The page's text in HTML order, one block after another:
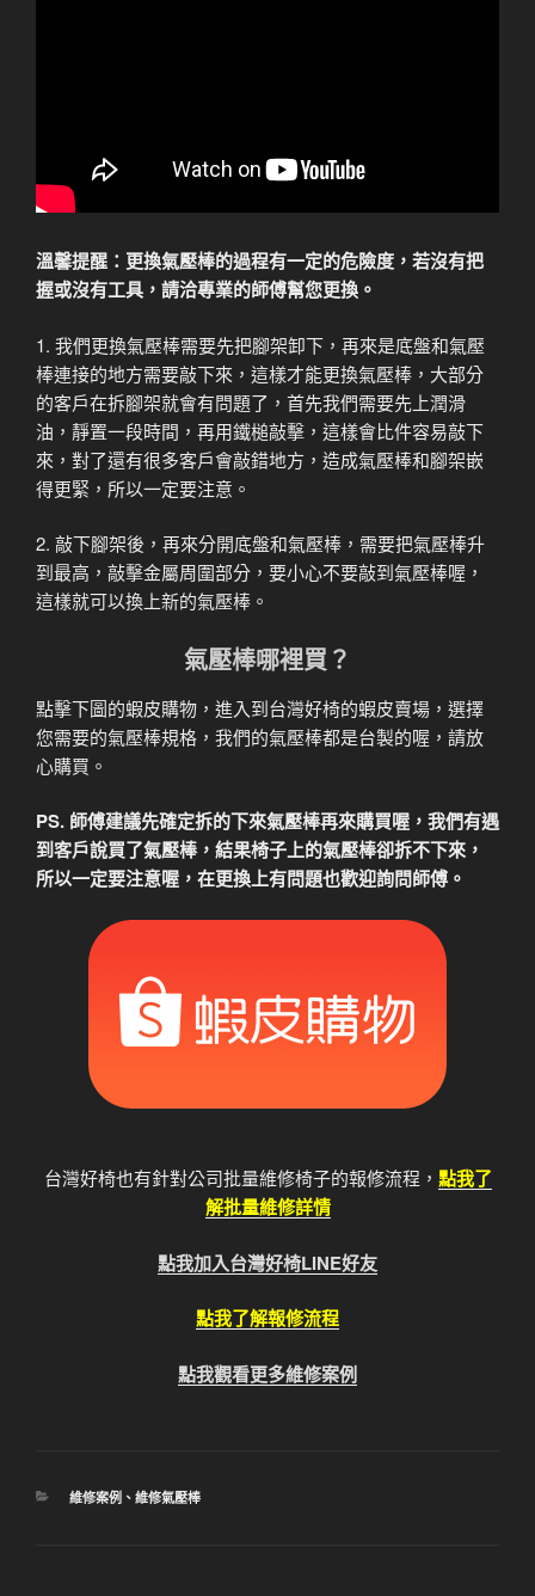
溫馨提醒：更換氣壓棒的過程有一定的危險度，若沒有把
握或沒有工具，請洽專業的師傅幫您更換。
1. 我們更換氣壓棒需要先把腳架卸下，再來是底盤和氣壓
棒連接的地方需要敲下來，這樣才能更換氣壓棒，大部分
的客戶在拆腳架就會有問題了，首先我們需要先上潤滑
油，靜置一段時間，再用鐵槌敲擊，這樣會比件容易敲下
來，對了還有很多客戶會敲錯地方，造成氣壓棒和腳架嵌
得更緊，所以一定要注意。
2. 敲下腳架後，再來分開底盤和氣壓棒，需要把氣壓棒升
到最高，敲擊金屬周圍部分，要小心不要敲到氣壓棒喔，
這樣就可以換上新的氣壓棒。
氣壓棒哪裡買？
點擊下圖的蝦皮購物，進入到台灣好椅的蝦皮賣場，選擇
您需要的氣壓棒規格，我們的氣壓棒都是台製的喔，請放
心購買。
PS. 師傅建議先確定拆的下來氣壓棒再來購買喔，我們有遇
到客戶說買了氣壓棒，結果椅子上的氣壓棒卻拆不下來，
所以一定要注意喔，在更換上有問題也歡迎詢問師傅。
台灣好椅也有針對公司批量維修椅子的報修流程， 點我了
解批量維修詳情
點我加入台灣好椅LINE好友
點我了解報修流程
點我觀看更多維修案例
分
維修案例 、 維修氣壓棒